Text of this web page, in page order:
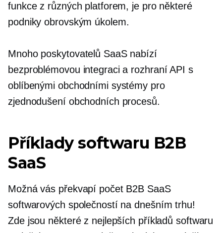
funkce z různých platforem, je pro některé
podniky obrovským úkolem.
Mnoho poskytovatelů SaaS nabízí
bezproblémovou integraci a rozhraní API s
oblíbenými obchodními systémy pro
zjednodušení obchodních procesů.
Příklady softwaru B2B
SaaS
Možná vás překvapí počet B2B SaaS
softwarových společností na dnešním trhu!
Zde jsou některé z nejlepších příkladů softwaru